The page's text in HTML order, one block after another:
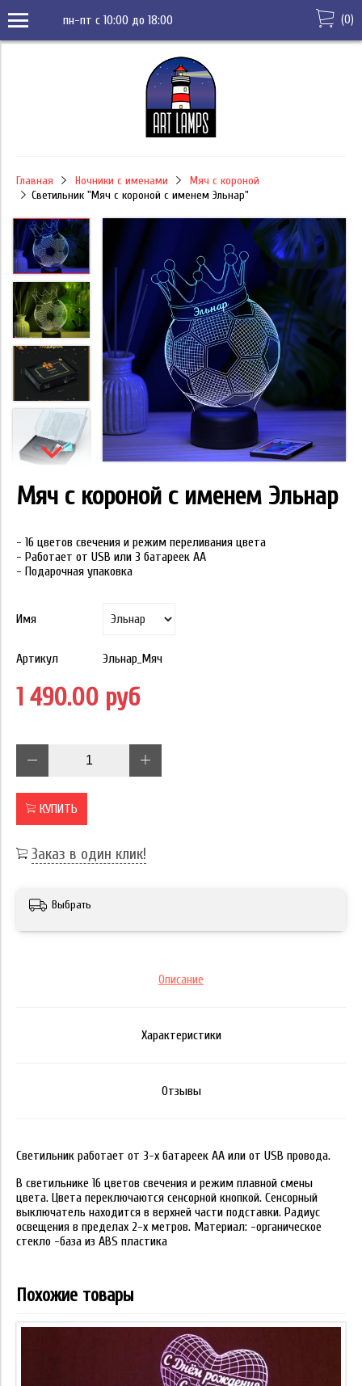
пн-пт с 10:00 до 18:00 (0)
Главная Ночники с именами
Мяч с короной
Светильник "Мяч с короной с именем Эльнар"
Мяч с короной с именем Эльнар
- 16 цветов свечения и режим переливания цвета
- Работает от USB или 3 батареек АА
- Подарочная упаковка
Имя
Артикул Эльнар_Мяч
1 490.00 руб
КУПИТЬ
Заказ в один клик!
Выбрать
Описание
Характеристики
Отзывы
Светильник работает от 3-х батареек АА или от USB провода.
В светильнике 16 цветов свечения и режим плавной смены
цвета. Цвета переключаются сенсорной кнопкой. Сенсорный
выключатель находится в верхней части подставки. Радиус
освещения в пределах 2-х метров. Материал: -органическое
стекло -база из ABS пластика
Похожие товары